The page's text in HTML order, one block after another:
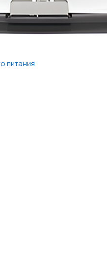
питания